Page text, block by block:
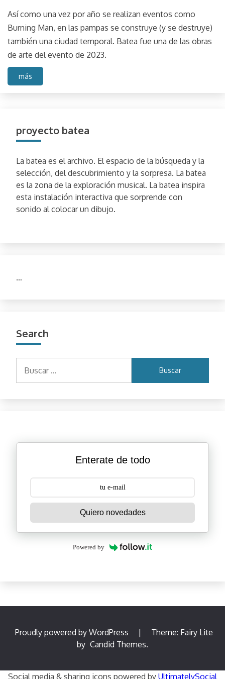
Así como una vez por año se realizan eventos como
Burning Man, en las pampas se construye (y se destruye)
también una ciudad temporal. Batea fue una de las obras
de arte del evento de 2023.
más
proyecto batea
La batea es el archivo. El espacio de la búsqueda y la
selección, del descubrimiento y la sorpresa. La batea
es la zona de la exploración musical. La batea inspira
esta instalación interactiva que sorprende con
sonido al colocar un dibujo.
…
Search
Enterate de todo
Quiero novedades
Powered by
Proudly powered by WordPress |
Theme: Fairy Lite
by Candid Themes.
Social media & sharing icons powered by UltimatelySocial